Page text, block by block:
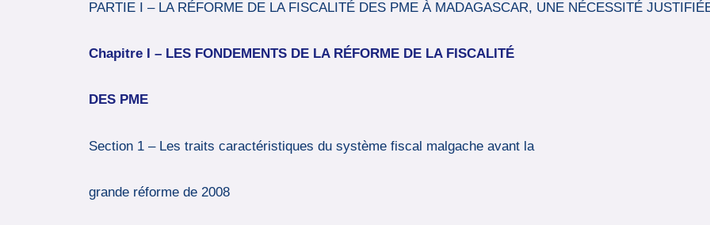
PARTIE I – LA RÉFORME DE LA FISCALITÉ DES PME À MADAGASCAR, UNE NÉCESSITÉ
Chapitre – LES FONDEMENTS DE LA RÉFORME DE LA FISCALITÉ
DES PME
Section 1 – Les traits caractéristiques du système fiscal malgache avant la
grande réforme de 2008